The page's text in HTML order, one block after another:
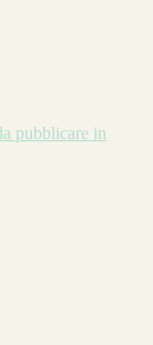
pubblicare in